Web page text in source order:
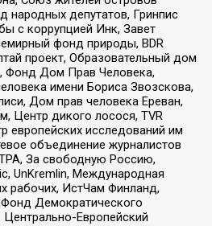
народных депутатов, Гринпис
с коррупцией Инк, Завет
фонд природы, BDR
проект, Образовательный дом
Фонд Дом Прав Человека,
имени Бориса Звозскова,
Дом прав человека Ереван,
Центр дикого лосося, TVR
европейских исследований им
объединение журналистов
За свободную Россию,
UnKremlin, Международная
рабочих, ИстЧам Финланд,
Фонд Демократического
Центрально-Европейский